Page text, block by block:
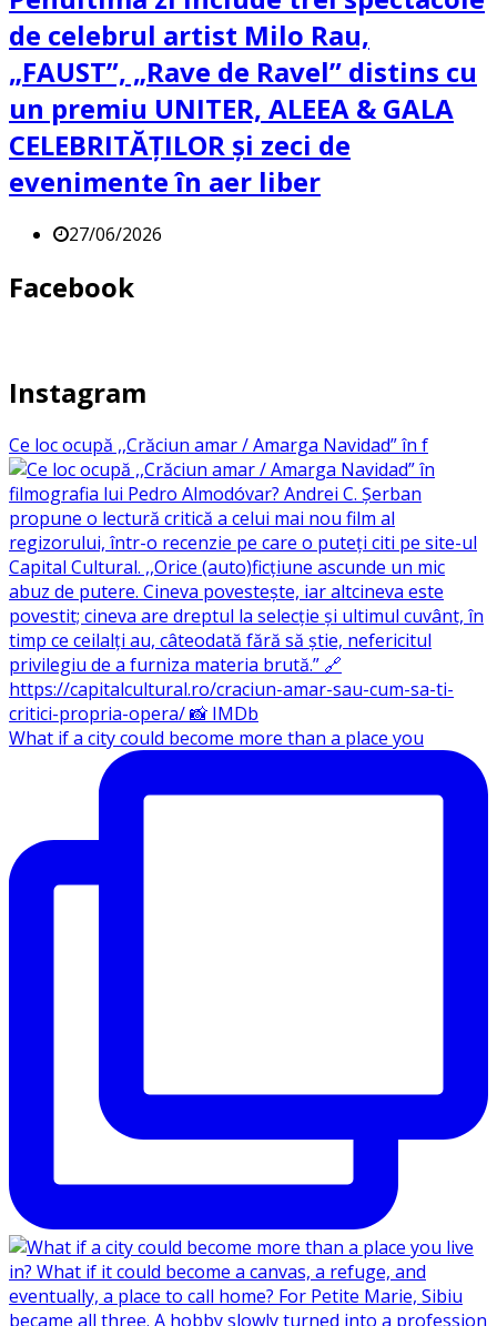
de celebrul artist Milo Rau,
„FAUST”, „Rave de Ravel” distins cu
un premiu UNITER, ALEEA & GALA
CELEBRITĂȚILOR și zeci de
evenimente în aer liber
27/06/2026
Facebook
Instagram
Ce loc ocupă ,,Crăciun amar / Amarga Navidad” în f
What if a city could become more than a place you